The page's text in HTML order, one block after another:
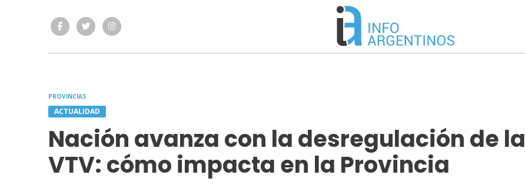
PROVINCIAS
ACTUALIDAD
Nación avanza con la desregulación de la
VTV: cómo impacta en la Provincia